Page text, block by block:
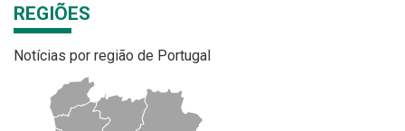
REGIÕES
Notícias por região de Portugal